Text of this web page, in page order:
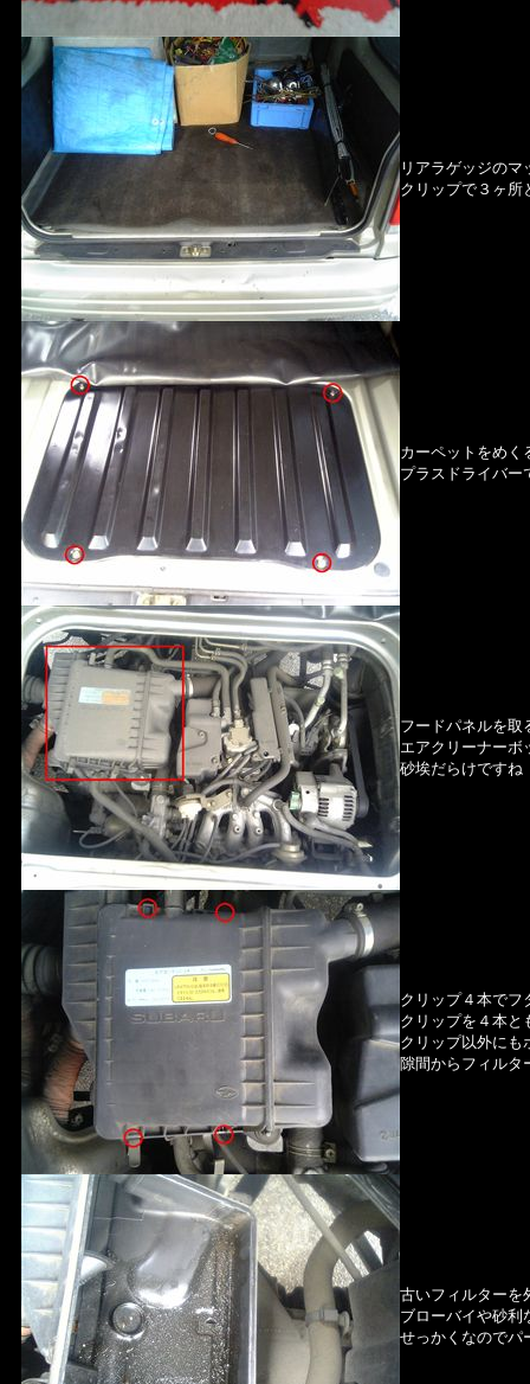
リアラゲッジの
クリップで３ヶ所
カーペットをめく
プラスドライバー
フードパネルを取
エアクリーナーボ
砂埃だらけですね
クリップ４本でフ
クリップを４本と
クリップ以外にも
隙間からフィルタ
古いフィルターを
ブローバイや砂利
せっかくなのでパ